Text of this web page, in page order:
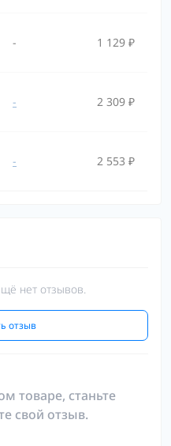
- 1 129 ₽
- 2 309 ₽
- 2 553 ₽
нет отзывов.
отзыв
товаре, станьте
свой отзыв.